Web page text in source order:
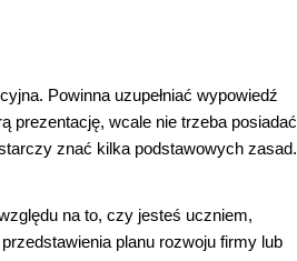
Powinna uzupełniać wypowiedź
prezentację, wcale nie trzeba posiadać
znać kilka podstawowych zasad.
na to, czy jesteś uczniem,
planu rozwoju firmy lub